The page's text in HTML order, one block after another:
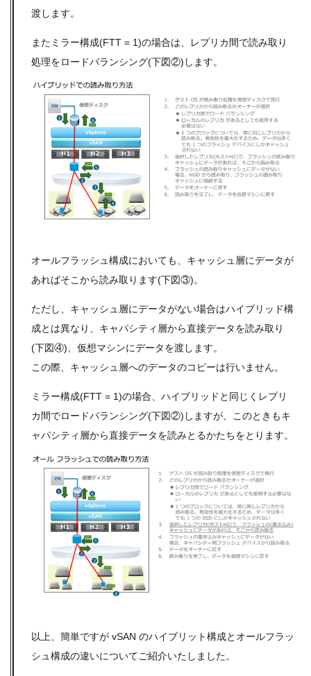
渡します。
またミラー構成(FTT = 1)の場合は、レプリカ間で読み取り
処理をロードバランシング(下図②)します。
オールフラッシュ構成においても、キャッシュ層にデータが
あればそこから読み取ります(下図③)。
ただし、キャッシュ層にデータがない場合はハイブリッド構
成とは異なり、キャパシティ層から直接データを読み取り
(下図④)、仮想マシンにデータを渡します。
この際、キャッシュ層へのデータのコピーは行いません。
ミラー構成(FTT = 1)の場合、ハイブリッドと同じくレプリ
カ間でロードバランシング(下図②)しますが、このときもキ
ャパシティ層から直接データを読みとるかたちをとります。
以上、簡単ですが vSAN のハイブリット構成とオールフラッ
シュ構成の違いについてご紹介いたしました。